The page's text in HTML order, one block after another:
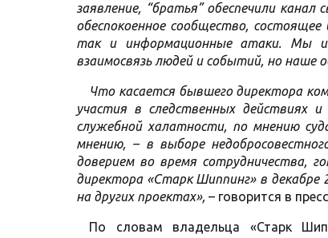
заявление, “братья” обеспечили
обеспокоенное сообщество,
так и информационные атаки. Мы
взаимосвязь людей и событий, но наше
Что касается бывшего директора
участия в следственных действиях
служебной халатности, по мнению
мнению, – в выборе
доверием во время сотрудничества,
директора «Старк Шиппинг» в декабре
на других проектах», – говорится в
По словам владельца «Старк